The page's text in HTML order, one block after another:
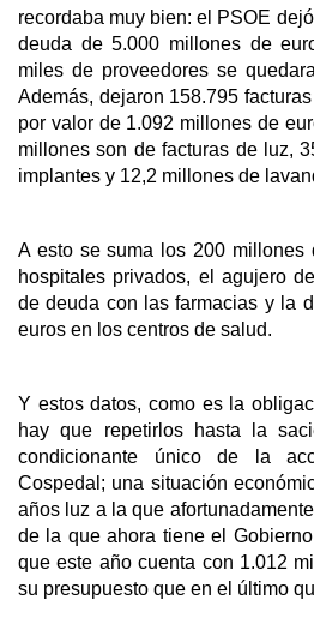
recordaba muy bien: el PSOE
deuda de 5.000 millones de
miles de proveedores se
Además, dejaron 158.795
por valor de 1.092 millones de
millones son de facturas de luz,
implantes y 12,2 millones de
A esto se suma los 200 millones
hospitales privados, el agujero
de deuda con las farmacias y la
euros en los centros de salud.
Y estos datos, como es la
hay que repetirlos hasta la
condicionante único de la
Cospedal; una situación
años luz a la que
de la que ahora tiene el
que este año cuenta con 1.012
su presupuesto que en el último